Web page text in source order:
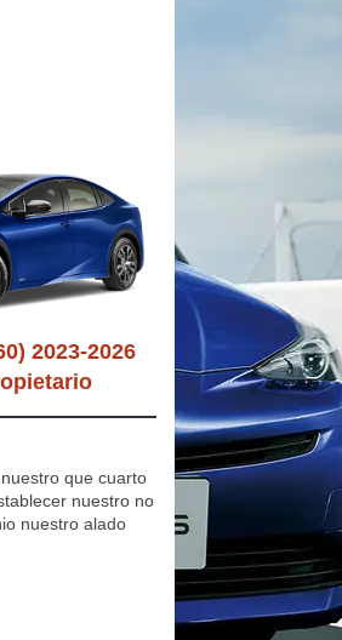
2023-2026
que cuarto
nuestro no
nuestro alado